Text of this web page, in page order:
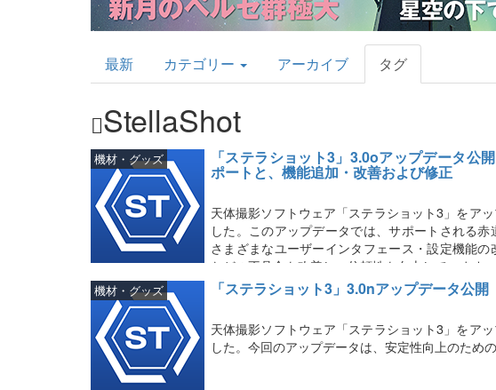
AstroArts
Topics
最新 カテゴリー アーカイブ タグ
StellaShot
「ステラショット3」3.0oアップデータ
ポートと、機能追加・改善および修正
機材・グッズ
天体撮影ソフトウェア「ステラショット3」をア
した。このアップデータでは、サポートされる
さまざまなユーザーインタフェース・設定機能
などの不具合を改善し、信頼性を向上しています。
「ステラショット3」3.0nアップデータ公
機材・グッズ
天体撮影ソフトウェア「ステラショット3」をア
した。今回のアップデータは、安定性向上のため